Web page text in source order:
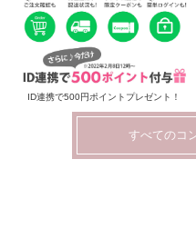
ID連携で500円ポイントプレゼント！
すべてのコ